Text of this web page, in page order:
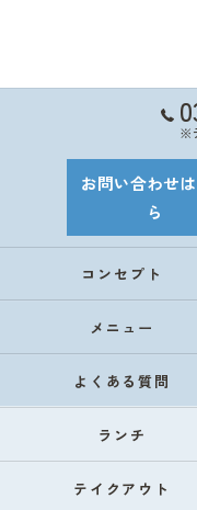
※
お問い合わせ
ら
コンセプト
メニュー
よくある質問
ランチ
テイクアウト